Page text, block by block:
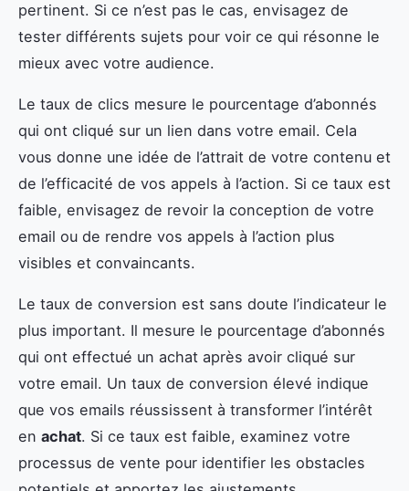
pertinent. Si ce n’est pas le cas, envisagez de
tester différents sujets pour voir ce qui résonne le
mieux avec votre audience.
Le taux de clics mesure le pourcentage d’abonnés
qui ont cliqué sur un lien dans votre email. Cela
vous donne une idée de l’attrait de votre contenu et
de l’efficacité de vos appels à l’action. Si ce taux est
faible, envisagez de revoir la conception de votre
email ou de rendre vos appels à l’action plus
visibles et convaincants.
Le taux de conversion est sans doute l’indicateur le
plus important. Il mesure le pourcentage d’abonnés
qui ont effectué un achat après avoir cliqué sur
votre email. Un taux de conversion élevé indique
que vos emails réussissent à transformer l’intérêt
en achat. Si ce taux est faible, examinez votre
processus de vente pour identifier les obstacles